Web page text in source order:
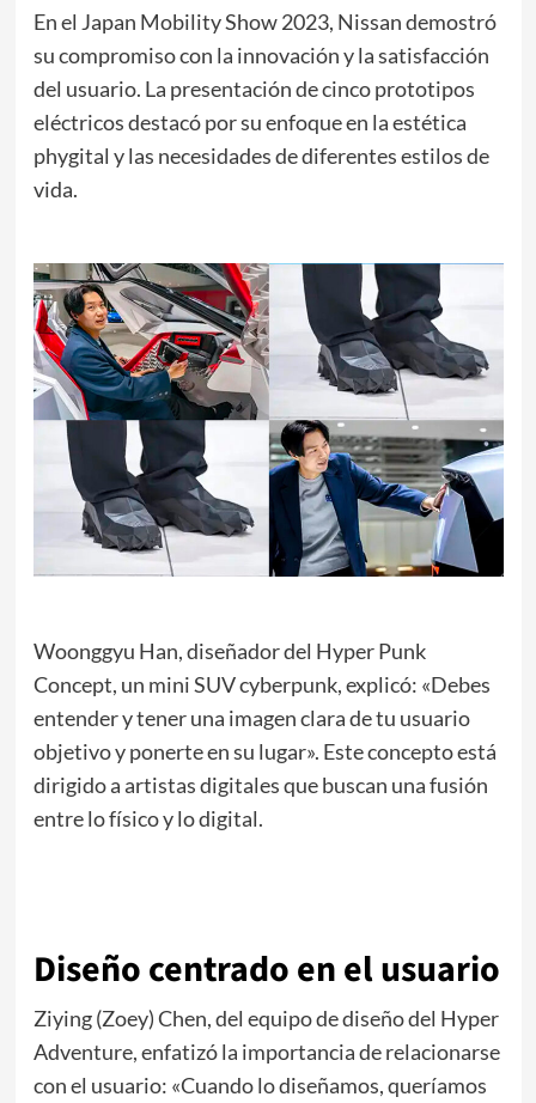
En el Japan Mobility Show 2023, Nissan demostró
su compromiso con la innovación y la satisfacción
del usuario. La presentación de cinco prototipos
eléctricos destacó por su enfoque en la estética
phygital y las necesidades de diferentes estilos de
vida.
Woonggyu Han, diseñador del Hyper Punk
Concept, un mini SUV cyberpunk, explicó: «Debes
entender y tener una imagen clara de tu usuario
objetivo y ponerte en su lugar». Este concepto está
dirigido a artistas digitales que buscan una fusión
entre lo físico y lo digital.
Diseño centrado en el usuario
Ziying (Zoey) Chen, del equipo de diseño del Hyper
Adventure, enfatizó la importancia de relacionarse
con el usuario: «Cuando lo diseñamos, queríamos